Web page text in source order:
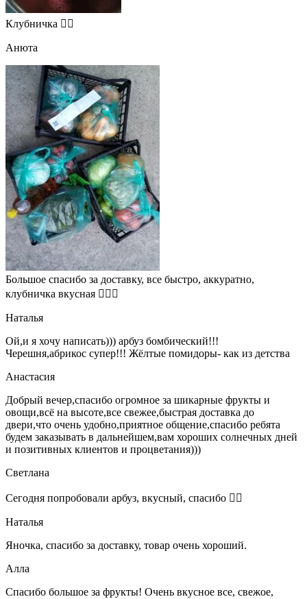
Клубничка 👍🏻
Анюта
Большое спасибо за доставку, все быстро, аккуратно,
клубничка вкусная 👍🏻🍓
Наталья
Ой,и я хочу написать))) арбуз бомбический!!!
Черешня,абрикос супер!!! Жёлтые помидоры- как из детства
Анастасия
Добрый вечер,спасибо огромное за шикарные фрукты и
овощи,всё на высоте,все свежее,быстрая доставка до
двери,что очень удобно,приятное общение,спасибо ребята
будем заказывать в дальнейшем,вам хороших солнечных дней
и позитивных клиентов и процветания)))
Светлана
Сегодня попробовали арбуз, вкусный, спасибо 👍🏻
Наталья
Яночка, спасибо за доставку, товар очень хороший.
Алла
Спасибо большое за фрукты! Очень вкусное все, свежое,